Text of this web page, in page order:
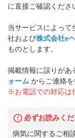
に直接ご確認くださ
当サービスによって
社および株式会社e
ものとします。
掲載情報に誤りがあ
ォーム からご連絡
※お電話での対応は
必ずお読みく
病気に関するご相